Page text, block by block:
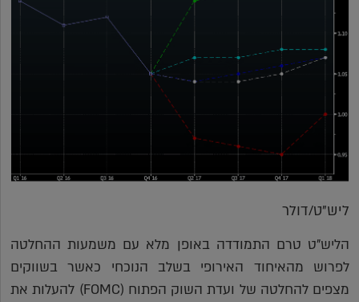
ליש"ט/דולר
הליש"ט טרם התמודדה באופן מלא עם משמעות ההחלטה
לפרוש מהאיחוד האירופי בשלב הנוכחי כאשר בשווקים
מצפים להחלטה של ועדת השוק הפתוח (FOMC) להעלות את